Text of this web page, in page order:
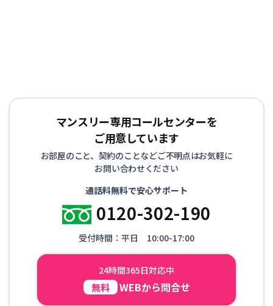
マンスリー専用コールセンターを
ご用意しています
お部屋のこと、契約のことなどご不明点はお気軽に
お問い合わせください
通話料無料で安心サポート
0120-302-190
受付時間：平日 10:00-17:00
24時間365日対応中
無料 WEBから問合せ